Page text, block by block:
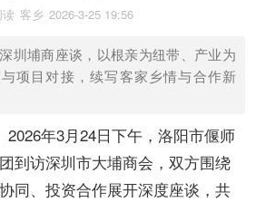
客乡 2026-3-25 19:56
圳埔商座谈，以根亲为纽带、产业为
项目对接，续写客家乡情与合作新
2026年3月24日下午，洛阳市偃师
到访深圳市大埔商会，双方围绕
同、投资合作展开深度座谈，共